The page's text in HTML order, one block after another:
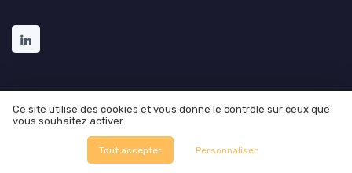
© Foodie Food 2026
Ce site utilise des cookies et vous donne le contrôle sur ceux que
vous souhaitez activer
Tout accepter Personnaliser